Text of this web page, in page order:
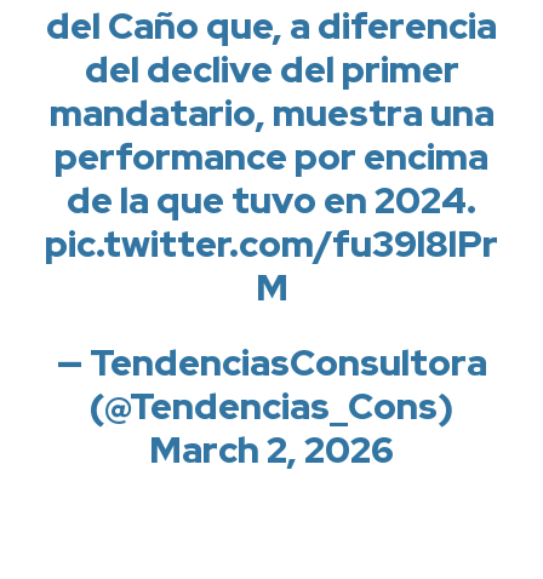
del Caño que, a diferencia
del declive del primer
mandatario, muestra una
performance por encima
de la que tuvo en 2024.
pic.twitter.com/fu39l8lPr
M
— TendenciasConsultora
(@Tendencias_Cons)
March 2, 2026